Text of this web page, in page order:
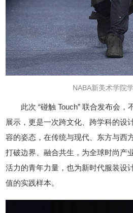
NABA新美术学院
此次 “碰触 Touch” 联合发布会
展示，更是一次跨文化、跨学科的设
容的姿态，在传统与现代、东方与西
打破边界、融合共生，为全球时尚产
活力的青年力量，也为新时代服装设
值的实践样本。